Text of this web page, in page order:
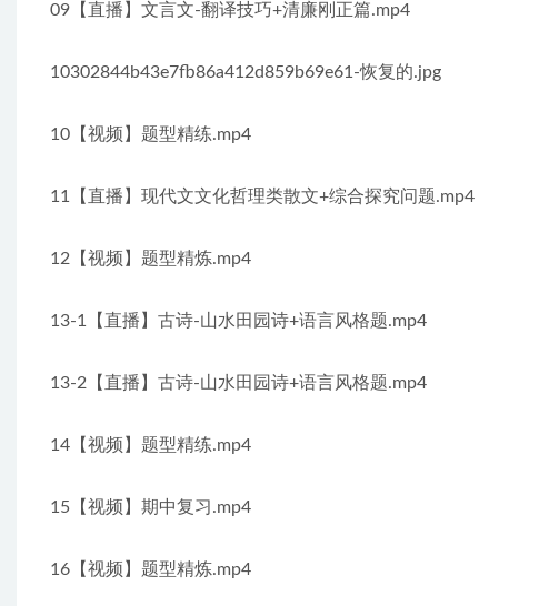
09【直播】文言文-翻译技巧+清廉刚正篇.mp4
10302844b43e7fb86a412d859b69e61-恢复的.jpg
10【视频】题型精练.mp4
11【直播】现代文文化哲理类散文+综合探究问题.mp4
12【视频】题型精炼.mp4
13-1【直播】古诗-山水田园诗+语言风格题.mp4
13-2【直播】古诗-山水田园诗+语言风格题.mp4
14【视频】题型精练.mp4
15【视频】期中复习.mp4
16【视频】题型精炼.mp4